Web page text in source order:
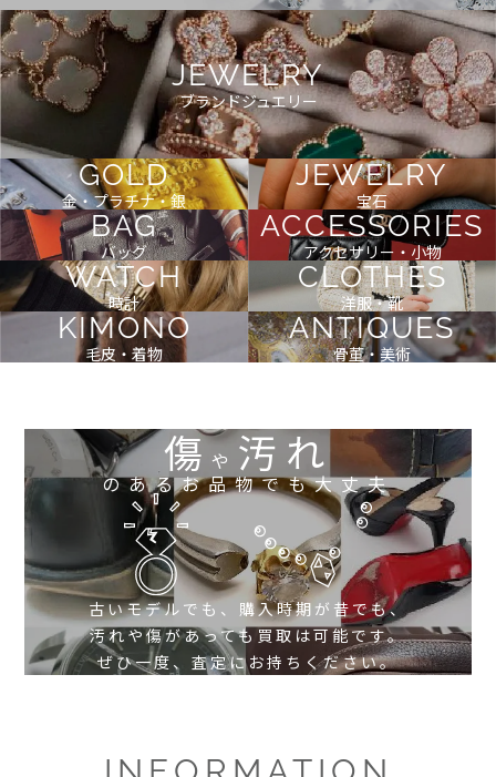
JEWELRY
ブランドジュエリー
GOLD
金・プラチナ・銀
JEWELRY
宝石
BAG
バッグ
ACCESSORIES
アクセサリー・小物
WATCH
時計
CLOTHES
洋服・靴
KIMONO
毛皮・着物
ANTIQUES
骨董・美術
傷や 汚れ
のあるお品物でも大丈夫
古いモデルでも、購入時期が昔でも、
汚れや傷があっても買取は可能です。
ぜひ一度、査定にお持ちください。